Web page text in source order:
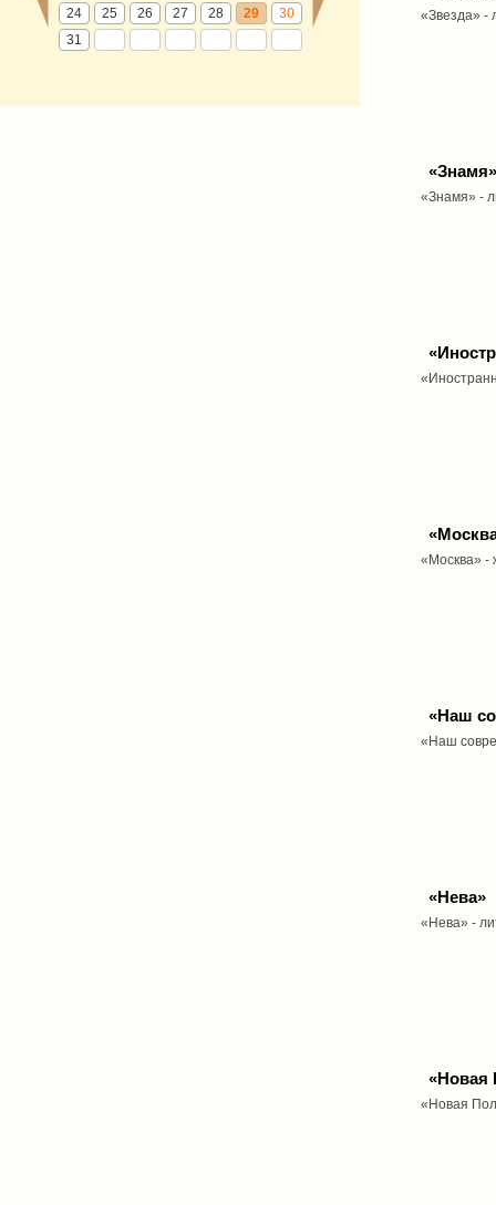
24
25 26 27 28 29
30
31
«Звезда» -
«Знамя»
«Знамя» -
«Москва» -
«Наш
«Наш
«Нева»
«Нева» -
«Новая
«Новая